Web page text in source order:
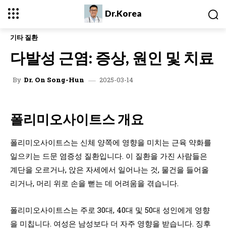
Dr.Korea
기타 질환
다발성 근염: 증상, 원인 및 치료
By Dr. On Song-Hun 2025-03-14
폴리미오사이트스 개요
폴리미오사이트스는 신체 양쪽에 영향을 미치는 근육 약화를
일으키는 드문 염증성 질환입니다. 이 질환을 가진 사람들은
계단을 오르거나, 앉은 자세에서 일어나는 것, 물건을 들어올
리거나, 머리 위로 손을 뻗는 데 어려움을 겪습니다.
폴리미오사이트스는 주로 30대, 40대 및 50대 성인에게 영향
을 미칩니다. 여성은 남성보다 더 자주 영향을 받습니다. 징후